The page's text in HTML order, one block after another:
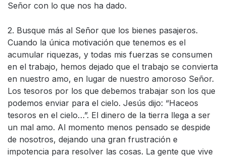
Señor con lo que nos ha dado.
2. Busque más al Señor que los bienes pasajeros.
Cuando la única motivación que tenemos es el
acumular riquezas, y todas mis fuerzas se consumen
en el trabajo, hemos dejado que el trabajo se convierta
en nuestro amo, en lugar de nuestro amoroso Señor.
Los tesoros por los que debemos trabajar son los que
podemos enviar para el cielo. Jesús dijo: “Haceos
tesoros en el cielo…”. El dinero de la tierra llega a ser
un mal amo. Al momento menos pensado se despide
de nosotros, dejando una gran frustración e
impotencia para resolver las cosas. La gente que vive